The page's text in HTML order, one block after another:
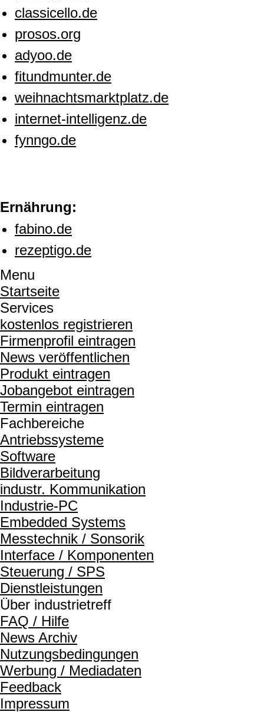
classicello.de
prosos.org
adyoo.de
fitundmunter.de
weihnachtsmarktplatz.de
internet-intelligenz.de
fynngo.de
Ernährung:
fabino.de
rezeptigo.de
Menu
Startseite
Services
kostenlos registrieren
Firmenprofil eintragen
News veröffentlichen
Produkt eintragen
Jobangebot eintragen
Termin eintragen
Fachbereiche
Antriebssysteme
Software
Bildverarbeitung
industr. Kommunikation
Industrie-PC
Embedded Systems
Messtechnik / Sonsorik
Interface / Komponenten
Steuerung / SPS
Dienstleistungen
Über industrietreff
FAQ / Hilfe
News Archiv
Nutzungsbedingungen
Werbung / Mediadaten
Feedback
Impressum